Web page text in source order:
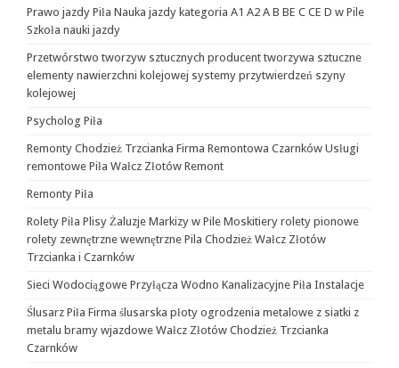
Prawo jazdy Piła Nauka jazdy kategoria A1 A2 A B BE C CE D‎ w Pile
Szkoła nauki jazdy
Przetwórstwo tworzyw sztucznych producent tworzywa sztuczne
elementy nawierzchni kolejowej systemy przytwierdzeń szyny
kolejowej
Psycholog Piła
Remonty Chodzież Trzcianka Firma Remontowa Czarnków Usługi
remontowe Piła Wałcz Złotów Remont
Remonty Piła
Rolety Piła Plisy Żaluzje Markizy w Pile Moskitiery rolety pionowe
rolety zewnętrzne wewnętrzne Pila Chodzież Wałcz Złotów
Trzcianka i Czarnków
Sieci Wodociągowe Przyłącza Wodno Kanalizacyjne Piła Instalacje
Ślusarz Piła Firma ślusarska płoty ogrodzenia metalowe z siatki z
metalu bramy wjazdowe Wałcz Złotów Chodzież Trzcianka
Czarnków